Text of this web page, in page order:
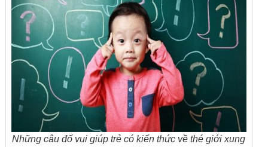
Những câu đố vui giúp trẻ có kiến thức về thé giới xung